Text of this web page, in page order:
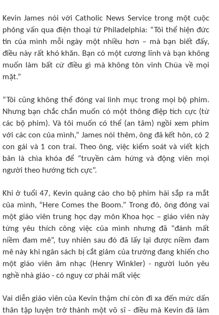
Kevin James nói với Catholic News Service trong một cuộc
phỏng vấn qua điện thoại từ Philadelphia: “Tôi thể hiện đức
tin của mình mỗi ngày một nhiều hơn – mà bạn biết đấy,
điều này rất khó khăn. Bạn có một cương lĩnh và bạn không
muốn làm bất cứ điều gì mà không tôn vinh Chúa về mọi
mặt.”
“Tôi cũng không thể đóng vai linh mục trong mọi bộ phim.
Nhưng bạn chắc chắn muốn có một thông điệp tích cực (từ
các bộ phim). Và tôi muốn có thể (an tâm) ngồi xem phim
với các con của mình,” James nói thêm, ông đã kết hôn, có 2
con gái và 1 con trai. Theo ông, việc kiểm soát và viết kịch
bản là chìa khóa để “truyền cảm hứng và động viên mọi
người theo hướng tích cực”.
Khi ở tuổi 47, Kevin quảng cáo cho bộ phim hài sắp ra mắt
của mình, “Here Comes the Boom.” Trong đó, ông đóng vai
một giáo viên trung học dạy môn Khoa học – giáo viên này
từng yêu thích công việc của mình nhưng đã “đánh mất
niềm đam mê”, tuy nhiên sau đó đã lấy lại được niềm đam
mê này khi ngân sách bị cắt giảm của trường đang khiến cho
một giáo viên âm nhạc (Henry Winkler) - người luôn yêu
nghề nhà giáo - có nguy cơ phải mất việc
Vai diễn giáo viên của Kevin thậm chí còn đi xa đến mức dấn
thân tập luyện trở thành một võ sĩ - điều mà Kevin đã làm